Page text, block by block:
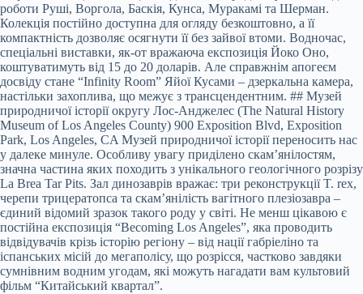
роботи Руші, Воргола, Баскія, Кунса, Муракамі та Шерман.
Колекція постійно доступна для огляду безкоштовно, а її
компактність дозволяє осягнути її без зайвої втоми. Водночас,
спеціальні виставки, як-от вражаюча експозиція Йоко Оно,
коштуватимуть від 15 до 20 доларів. Але справжнім апогеєм
досвіду стане “Infinity Room” Яйої Кусами – дзеркальна камера,
настільки захоплива, що межує з трансцендентним. ## Музей
природничої історії округу Лос-Анджелес (The Natural History
Museum of Los Angeles County) 900 Exposition Blvd, Exposition
Park, Los Angeles, CA Музей природничої історії переносить нас
у далеке минуле. Особливу увагу приділено скам’янілостям,
значна частина яких походить з унікального геологічного розрізу
La Brea Tar Pits. Зал динозаврів вражає: три реконструкції T. rex,
черепи трицератопса та скам’янілість вагітного плезіозавра –
єдиний відомий зразок такого роду у світі. Не менш цікавою є
постійна експозиція “Becoming Los Angeles”, яка проводить
відвідувачів крізь історію регіону – від нації габріеліно та
іспанських місій до мегаполісу, що розрісся, частково завдяки
сумнівним водним угодам, які можуть нагадати вам культовий
фільм “Китайський квартал”.